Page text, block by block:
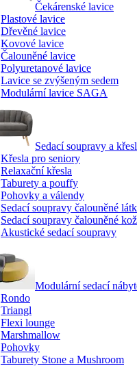
Čekárenské lavice
Plastové lavice
Dřevěné lavice
Kovové lavice
Čalouněné lavice
Polyuretanové lavice
Lavice se zvýšeným sedem
Modulární lavice SAGA
Sedací soupravy a
Křesla pro seniory
Relaxační křesla
Taburety a pouffy
Pohovky a válendy
Sedací soupravy čalouněné
Sedací soupravy čalouněné
Akustické sedací soupravy
Modulární sedací
Rondo
Triangl
Flexi lounge
Marshmallow
Pohovky
Taburety Stone a Mushroom